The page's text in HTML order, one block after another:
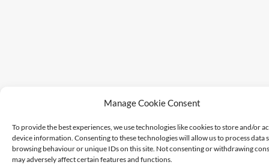
Manage Cookie Consent
To provide the best experiences, we use technologies like cookies to store and/or
device information. Consenting to these technologies will allow us to process data
browsing behaviour or unique IDs on this site. Not consenting or withdrawing
may adversely affect certain features and functions.